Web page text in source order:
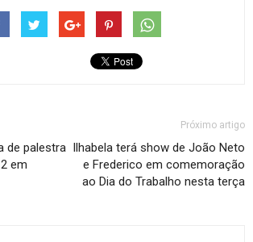
de palestra
em
Próximo artigo
Ilhabela terá show de João Neto
e Frederico em comemoração
ao Dia do Trabalho nesta terça